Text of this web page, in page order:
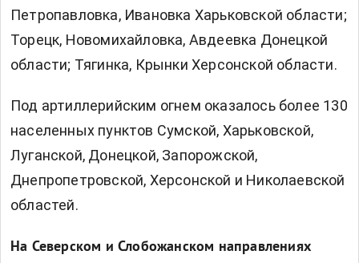
Петропавловка, Ивановка Харьковской области;
Торецк, Новомихайловка, Авдеевка Донецкой
области; Тягинка, Крынки Херсонской области.
Под артиллерийским огнем оказалось более 130
населенных пунктов Сумской, Харьковской,
Луганской, Донецкой, Запорожской,
Днепропетровской, Херсонской и Николаевской
областей.
На Северском и Слобожанском направлениях